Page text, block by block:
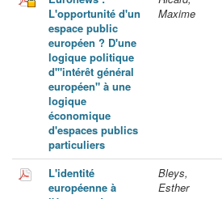
L'opportunité d'un
espace public
européen ? D'une
logique politique
d'"intérêt général
européen" à une
logique
économique
d'espaces publics
particuliers
Maxime
L'identité
européenne à
Bleys,
Esther